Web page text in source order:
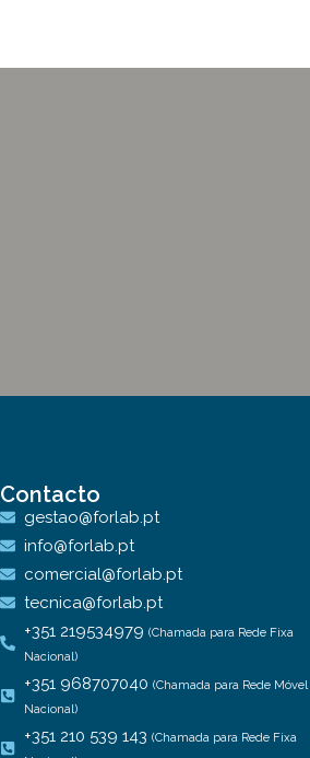
Contacto
gestao@forlab.pt
info@forlab.pt
comercial@forlab.pt
tecnica@forlab.pt
+351 219534979(Chamada para Rede Fixa
Nacional)
+351 968707040(Chamada para Rede Móvel
Nacional)
+351 210 539 143(Chamada para Rede Fixa